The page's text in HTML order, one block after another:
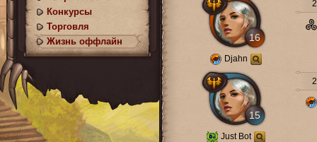
16
Djahn
15
Just Bot
Конкурсы
Торговля
Жизнь оффлайн